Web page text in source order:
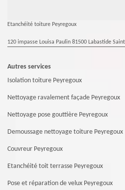
Etanchéité toiture Peyregoux
120 impasse Louisa Paulin 81500 Labastide
Autres services
Isolation toiture Peyregoux
Nettoyage ravalement façade Peyregoux
Nettoyage pose gouttière Peyregoux
Demoussage nettoyage toiture Peyregoux
Couvreur Peyregoux
Etanchéité toit terrasse Peyregoux
Pose et réparation de velux Peyregoux